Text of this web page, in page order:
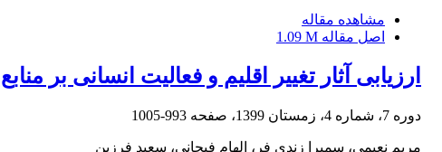
مشاهده مقاله
اصل مقاله 1.09 M
ارزیابی آثار تغییر اقلیم و فعالیت انسانی بر
دوره 7، شماره 4، زمستان 1399، صفحه 993-1005
مریم نعیمی، سمیرا زندی فر، الهام فیجانی، سعید فرزین